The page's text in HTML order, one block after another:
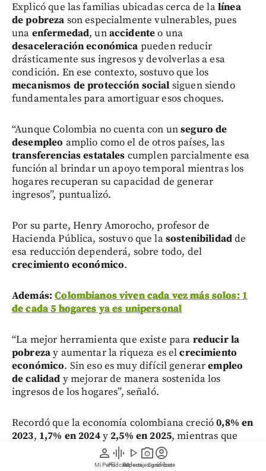
person
Mi Perfil
graphic_eq
Pódcast
play_arrow
Videos
photo_camera
Reportajes gráficos
account_circle
Suscríbete
Explicó que las familias ubicadas cerca de lalínea
de pobreza son especialmente vulnerables, pues
una enfermedad, unaccidenteo una
desaceleración económica pueden reducir
drásticamente sus ingresos y devolverlas a esa
condición. En ese contexto, sostuvo que los
mecanismos de protección social siguen siendo
fundamentales para amortiguar esos choques.
“Aunque Colombia no cuenta con unseguro de
desempleo amplio como el de otros países, las
transferencias estatales cumplen parcialmente esa
función al brindar un apoyo temporal mientras los
hogares recuperan su capacidad de generar
ingresos”, puntualizó.
Por su parte, Henry Amorocho, profesor de
Hacienda Pública, sostuvo que lasostenibilidadde
esa reducción dependerá, sobre todo, del
crecimiento económico.
Además:Colombianos viven cada vez más solos: 1
de cada 5 hogares ya es unipersonal
“La mejor herramienta que existe para reducir la
pobrezay aumentar la riqueza es elcrecimiento
económico. Sin eso es muy difícil generarempleo
de calidad y mejorar de manera sostenida los
ingresos de los hogares”, señaló.
Recordó que la economía colombiana creció0,8% en
2023, 1,7% en 2024y2,5% en 2025, mientras que
se proyecta una expansión cercana al
, un ritmo que, a su juicio, es insuficiente para